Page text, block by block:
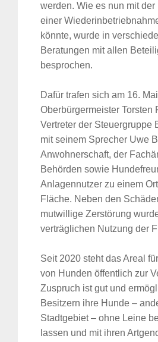
werden. Wie es nun mit der
einer
könnte, wurde in
Beratungen mit allen
besprochen.
Dafür trafen sich am 16.
Oberbürgermeister Torsten
Vertreter der Steuergruppe
mit seinem Sprecher Uwe
Anwohnerschaft, der
Behörden sowie
Anlagennutzer zu einem
Fläche. Neben den
mutwillige Zerstörung
verträglichen Nutzung der
Seit 2020 steht das Areal
von Hunden öffentlich zur
Zuspruch ist gut und
Besitzern ihre Hunde –
Stadtgebiet – ohne Leine
lassen und mit ihren